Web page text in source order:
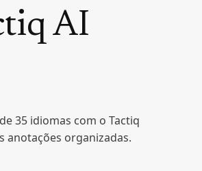
AI
35 idiomas com o Tactiq
anotações organizadas.